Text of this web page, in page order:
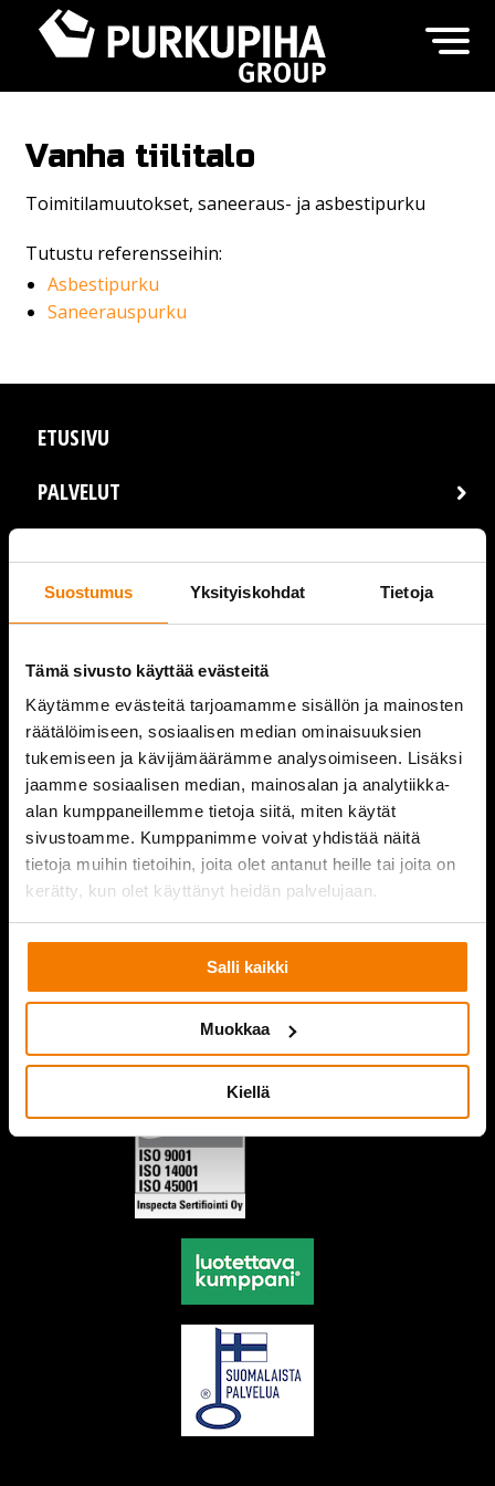
Suostumus Yksityiskohdat Tietoja
Tämä sivusto käyttää evästeitä
Käytämme evästeitä tarjoamamme sisällön ja mainosten
räätälöimiseen, sosiaalisen median ominaisuuksien
tukemiseen ja kävijämäärämme analysoimiseen. Lisäksi
jaamme sosiaalisen median, mainosalan ja analytiikka-
alan kumppaneillemme tietoja siitä, miten käytät
sivustoamme. Kumppanimme voivat yhdistää näitä
tietoja muihin tietoihin, joita olet antanut heille tai joita on
kerätty, kun olet käyttänyt heidän palvelujaan.
Salli kaikki
Muokkaa
Kiellä
Vanha tiilitalo
Toimitilamuutokset, saneeraus- ja asbestipurku
Tutustu referensseihin:
Asbestipurku
Saneerauspurku
ETUSIVU
PALVELUT
AJANKOHTAISTA
YRITYS
YHTEYSTIEDOT
PURKUPIHA